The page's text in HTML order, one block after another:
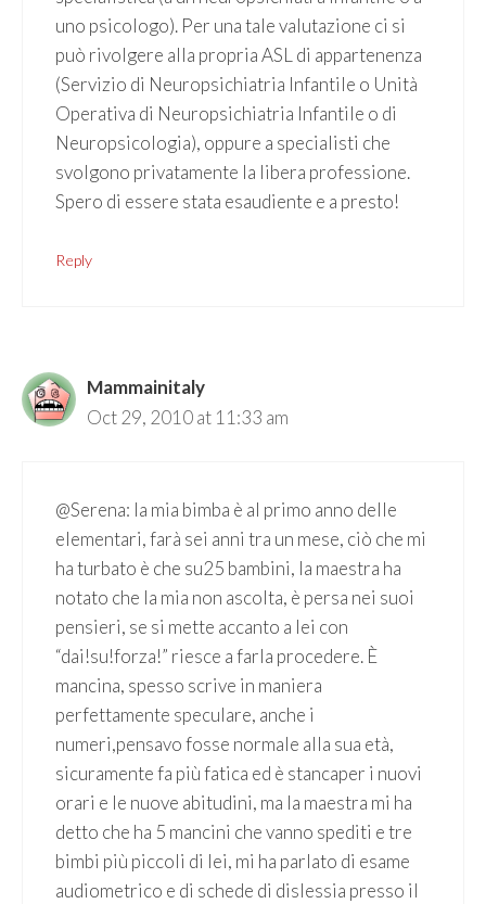
uno psicologo). Per una tale valutazione ci si
può rivolgere alla propria ASL di appartenenza
(Servizio di Neuropsichiatria Infantile o Unità
Operativa di Neuropsichiatria Infantile o di
Neuropsicologia), oppure a specialisti che
svolgono privatamente la libera professione.
Spero di essere stata esaudiente e a presto!
Reply
Mammainitaly
Oct 29, 2010 at 11:33 am
@Serena: la mia bimba è al primo anno delle
elementari, farà sei anni tra un mese, ciò che mi
ha turbato è che su25 bambini, la maestra ha
notato che la mia non ascolta, è persa nei suoi
pensieri, se si mette accanto a lei con
“dai!su!forza!” riesce a farla procedere. È
mancina, spesso scrive in maniera
perfettamente speculare, anche i
numeri,pensavo fosse normale alla sua età,
sicuramente fa più fatica ed è stancaper i nuovi
orari e le nuove abitudini, ma la maestra mi ha
detto che ha 5 mancini che vanno spediti e tre
bimbi più piccoli di lei, mi ha parlato di esame
audiometrico e di schede di dislessia presso il